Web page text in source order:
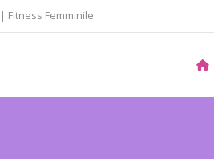
Fitness Femminile